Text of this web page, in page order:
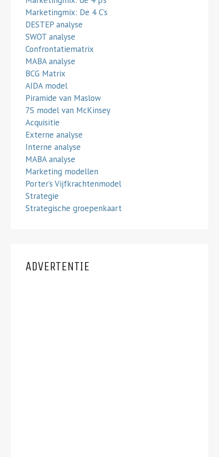
Marketingmix: De 4 C’s
DESTEP analyse
SWOT analyse
Confrontatiematrix
MABA analyse
BCG Matrix
AIDA model
Piramide van Maslow
7S model van McKinsey
Acquisitie
Externe analyse
Interne analyse
MABA analyse
Marketing modellen
Porter’s Vijfkrachtenmodel
Strategie
Strategische groepenkaart
ADVERTENTIE